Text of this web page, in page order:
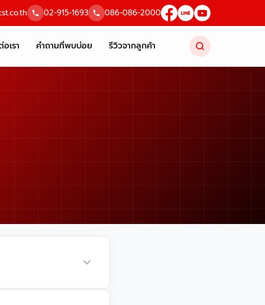
02-915-1693 086-086-2000
เรา คำถามที่พบบ่อย รีวิวจากลูกค้า